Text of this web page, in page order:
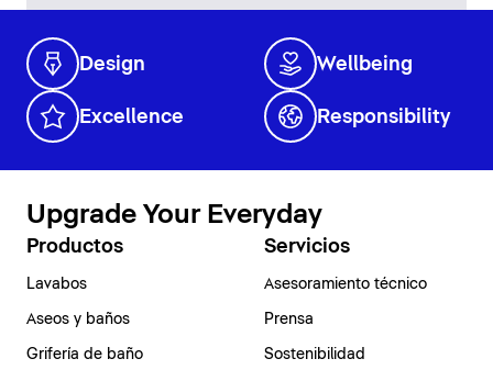
Design Wellbeing
Excellence Responsibility
Upgrade Your Everyday
Productos
Lavabos
Aseos y baños
Grifería de baño
Servicios
Asesoramiento técnico
Prensa
Sostenibilidad